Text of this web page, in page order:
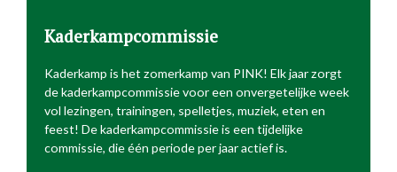
Kaderkampcommissie
Kaderkamp is het zomerkamp van PINK! Elk jaar zorgt
de kaderkampcommissie voor een onvergetelijke week
vol lezingen, trainingen, spelletjes, muziek, eten en
feest! De kaderkampcommissie is een tijdelijke
commissie, die één periode per jaar actief is.